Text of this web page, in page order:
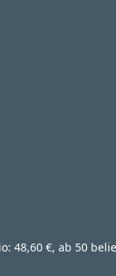
€, ab 50